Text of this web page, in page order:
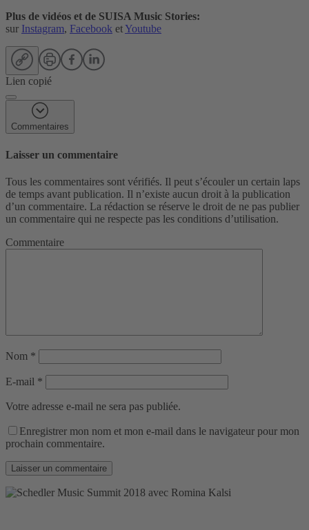
Plus de vidéos et de SUISA Music Stories:
sur Instagram, Facebook etYoutube
Lien copié
Commentaires
Laisser un commentaire
Tous les commentaires sont vérifiés. Il peut s’écouler un certain laps
de temps avant publication. Il n’existe aucun droit à la publication
d’un commentaire. La rédaction se réserve le droit de ne pas publier
un commentaire qui ne respecte pas les conditions d’utilisation.
Commentaire
Nom *
E-mail *
Votre adresse e-mail ne sera pas publiée.
Enregistrer mon nom et mon e-mail dans le navigateur pour mon
prochain commentaire.